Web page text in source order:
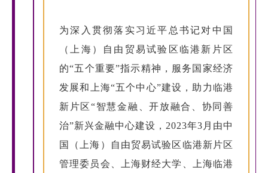
为深入贯彻落实习近平总书记对中国
（上海）自由贸易试验区临港新片区
的“五个重要”指示精神，服务国家经济
发展和上海“五个中心”建设，助力临港
新片区“智慧金融、开放融合、协同善
治”新兴金融中心建设，2023年3月由中
国（上海）自由贸易试验区临港新片区
管理委员会、上海财经大学、上海临港